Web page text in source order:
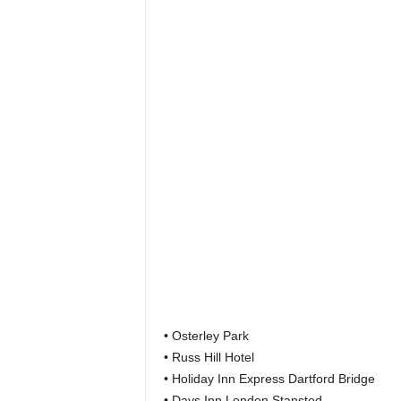
• Osterley Park
• Russ Hill Hotel
• Holiday Inn Express Dartford Bridge